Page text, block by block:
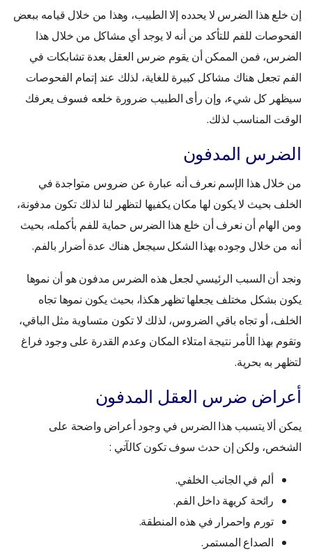
إن خلع هذا الضرس لا يحدده إلا الطبيب، وهذا من خلال قيامه ببعض
الفحوصات للفم للتأكد من أنه لا يوجد أي مشاكل من خلال هذا
الضرس، فمن الممكن أن يقوم ضرس العقل بعدة تشابكات في
الفم تجعل هناك مشاكل كبيرة للغاية، لذلك عند إتمام الفحوصات
سيظهر كل شيء، وإن رأى الطبيب ضرورة خلعه فسوف يعرفك
الوقت المناسب لذلك.
الضرس المدفون
من خلال هذا الإسم نعرف أنه عبارة عن ضروس متواجدة في
الخلف بحيث لا يكون لها مكان يكفيها لتظهر لنا لذلك تكون مدفونة،
ومن الهام أن نعرف أن خلع هذا الضرس حماية للفم بأكمله، بحيث
أنه من خلال وجوده بهذا الشكل سيجعل هناك عدة أضرار بالفم.
ونجد أن السبب الرئيسي لجعل هذه الضرس مدفون هو أن نموها
يكون بشكل مختلف يجعلها تظهر هكذا، بحيث يكون نموها تجاه
الخلف، أو تجاه باقي الضروس، لذلك لا تكون متساوية مثل الباقي،
وتقوم بهذا الأمر نتيجة امتلاء المكان وعدم القدرة على وجود فراغ
لتظهر به بحرية.
أعراض ضرس العقل المدفون
يمكن ألا يتسبب هذا الضرس في وجود أعراض واضحة على
الشخص، ولكن إن حدث سوف تكون كالآتي :
ألم في الجانب الخلفي.
رائحة كريهة داخل الفم.
تورم واحمرار في هذه المنطقة.
الصداع المستمر.